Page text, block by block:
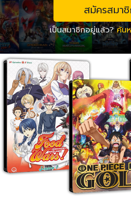
สมัครสมา
เป็นสมาชิกอยู่แล้ว?ค้น